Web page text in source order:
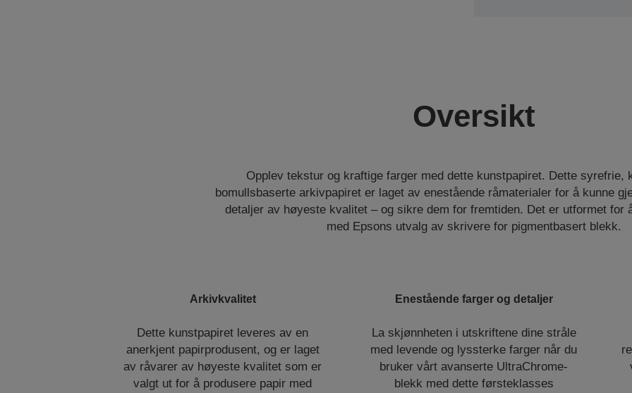
Oversikt
Opplev tekstur og kraftige farger med dette kunstpapiret. Dette syrefrie,
bomullsbaserte arkivpapiret er laget av enestående råmaterialer for å kunne
detaljer av høyeste kvalitet – og sikre dem for fremtiden. Det er utformet for
med Epsons utvalg av skrivere for pigmentbasert blekk.
Arkivkvalitet
Dette kunstpapiret leveres av en
anerkjent papirprodusent, og er laget
av råvarer av høyeste kvalitet som er
valgt ut for å produsere papir med
Enestående farger og detaljer
La skjønnheten i utskriftene dine stråle
med levende og lyssterke farger når du
bruker vårt avanserte UltraChrome-
blekk med dette førsteklasses